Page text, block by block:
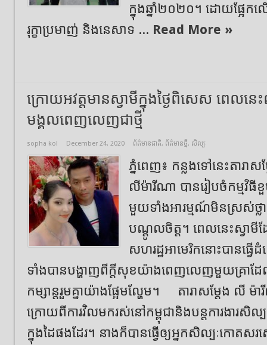
ក្នុងឆ្នាំ២០២០។ ដោយផ្អែ
រុក្ខាប្រមាញ់ និងនេសាទ ... Read More »
ក្រោយអវត្តមានស្វាមីក្នុងថ្ងៃពិសេស ពេលន
មង្គលពេញលេញជាថ្មី
sopha kol December 24, 2020 ព័ត៌មានជាតិ, ព័ត៌មានថ្មី, សិល្បៈ
ភ្នំពេញ៖ កន្លងទៅនេះតារា
លីម៉ារីណា បានរៀបចំកម្មវិ
មួយទាំងអារម្មណ៍មិនស្រស់ថ្លាក្
បណ្តូលចិត្ត។ ពេលនេះស្វា
សហរដ្ឋអាមេរិកនោះបានធ្វ
ទាំងបានបង្ហាញពីក្តីសុខយ៉ាងពេញលេញមួយគ្រាដែ
កម្សាន្តរួមគ្នាយ៉ាងផ្អែមល្ហែម។ តារាសម្តែង លី
ក្រោយពីការវិលមករស់នៅកម្ពុជានិងបន្តការងារ
ក្នុងដៃផងដែរ។ នាងក៏បានធ្វើឲ្យអ្នកសិល្បៈកោត